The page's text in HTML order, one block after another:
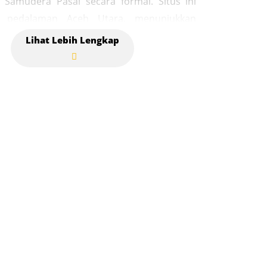
komunitas atau tokoh penting di wilayah
masa lampau. Komplek makam ini telah